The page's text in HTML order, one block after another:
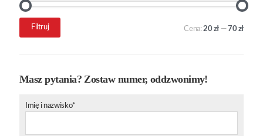
Cena
Cena
Filtruj Cena:20 zł — 70 zł
Masz pytania? Zostaw numer, oddzwonimy!
Imię i nazwisko*